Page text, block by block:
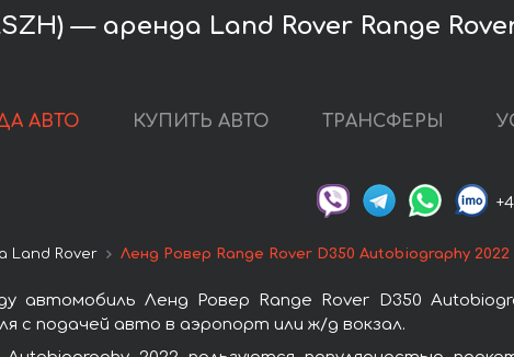
— аренда Land Rover Range
АВТО КУПИТЬ АВТО ТРАНСФЕРЫ
Land Rover Ленд Ровер Range Rover D350 Autobiography 2022
автомобиль Ленд Ровер Range Rover D350
с подачей авто в аэропорт или ж/д вокзал.